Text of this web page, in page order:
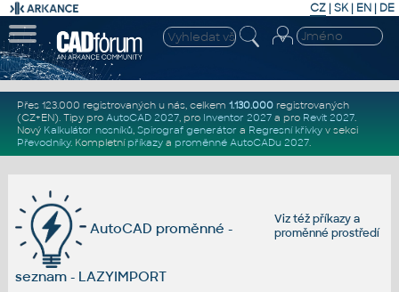
CZ | SK| EN | DE
Přes 123.000 registrovaných u nás, celkem 1.130.000registrovaných
(CZ+EN). Tipy pro AutoCAD 2027, pro Inventor 2027a pro Revit 2027.
Nový Kalkulátor nosníků, Spirograf generátor a Regresní křivkyv sekci
Převodníky. Kompletní příkazya proměnné AutoCADu 2027.
Viz téžpříkazya
proměnné prostředí
AutoCAD proměnné -
seznam - LAZYIMPORT